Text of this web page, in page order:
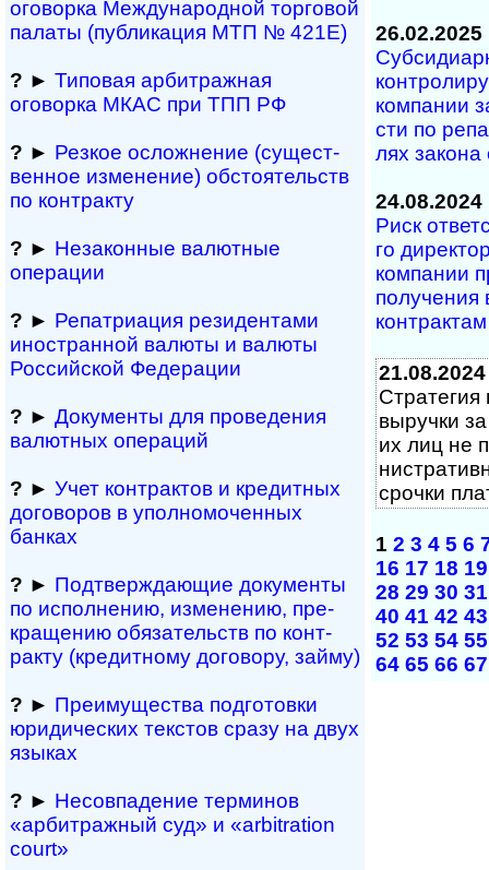
оговорка Междуна­род­ной торговой
палаты (публикация МТП № 421Е)
? ► Типовая арбитражная
оговорка МКАС при ТПП РФ
? ► Резкое осложнение (сущест­
вен­ное измене­ние) обсто­ятельств
по контракту
? ► Незаконные валютные
операции
? ► Репатриация ре­зи­ден­та­ми
иностранной ва­лю­ты и валюты
Рос­сий­ской Федерации
? ► Документы для проведения
валютных операций
? ► Учет контрактов и кре­дит­ных
договоров в упол­номоченных
банках
? ► Подтверждающие документы
по ис­пол­не­нию, из­ме­не­нию, пре­
кра­ще­нию обя­за­тельств по кон­т­
рак­ту (кре­дит­но­му до­го­во­ру, займу)
? ► Преимущества под­гото­вки
юри­ди­чес­ких тек­с­тов сразу на двух
языках
? ► Несовпадение терминов
«арбитражный суд» и «arbitration
court»
26.02.2025
ком­па­нии
с­ти по
лях за­ко­на
24.08.2024
Риск
го
ком­па­нии
по­лу­че­ния
кон­т­рак­там
21.08.2024
вы­ру­ч­ки
их лиц не
сро­ч­ки
1 2 3 4 5 6
16 17 18 19
28 29 30 31
40 41 42 43
52 53 54 55
64 65 66 67